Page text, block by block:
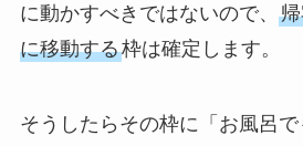
に動かすべきではないので、
に移動する枠は確定します。
そうしたらその枠に「お風呂